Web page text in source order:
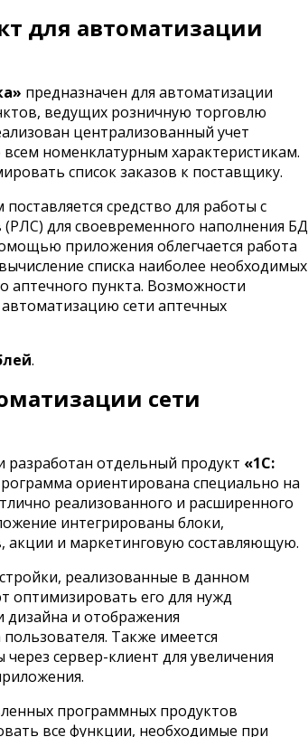
для автоматизации
предназначен для автоматизации
ведущих розничную торговлю
централизованный учет
номенклатурным характеристикам.
список заказов к поставщику.
средство для работы с
(РЛС) для своевременного наполнения БД
приложения облегчается работа
списка наиболее необходимых
аптечного пункта. Возможности
сети аптечных
.
сети
разработан отдельный продукт «1С:
ориентирована специально на
реализованного и расширенного
интегрированы блоки,
акции и маркетинговую составляющую.
реализованные в данном
его для нужд
дизайна и отображения
Также имеется
сервер-клиент для увеличения
программных продуктов
все функции, необходимые при